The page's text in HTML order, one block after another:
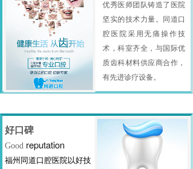
优秀医师团 队铸造了医院
坚实的技术力量。同道口
腔医院采用无痛操作技
术，科室齐全，与国际优
质齿科材料供应商合作，
有先进诊疗设备。
好口碑
Good reputation
福州同道口腔医院以好技